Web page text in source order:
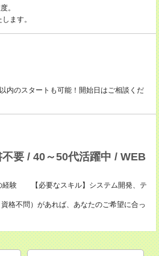
。
ます。
内のスタートも可能！開始日はご相談くだ
要 / 40～50代活躍中 / WEB
経験 【必要なスキル】システム開発、テ
資格不問）があれば、あなたのご希望に合っ